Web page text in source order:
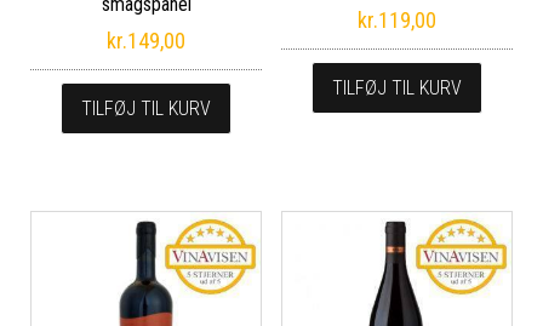
kr.149,00
TILFØJ TIL KURV
kr.119,00
TILFØJ TIL KURV